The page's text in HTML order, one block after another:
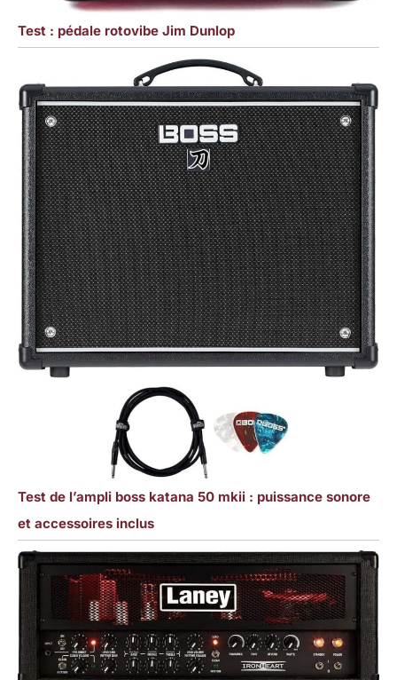
Test : pédale rotovibe Jim Dunlop
Test de l’ampli boss katana 50 mkii : puissance sonore
et accessoires inclus